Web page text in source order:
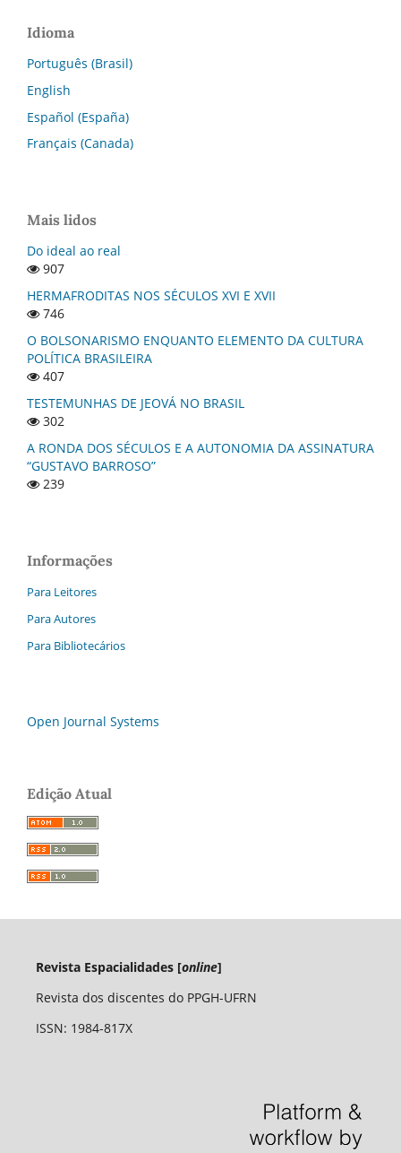
Idioma
Português (Brasil)
English
Español (España)
Français (Canada)
Mais lidos
Do ideal ao real
907
HERMAFRODITAS NOS SÉCULOS XVI E XVII
746
O BOLSONARISMO ENQUANTO ELEMENTO DA CULTURA
POLÍTICA BRASILEIRA
407
TESTEMUNHAS DE JEOVÁ NO BRASIL
302
A RONDA DOS SÉCULOS E A AUTONOMIA DA ASSINATURA
“GUSTAVO BARROSO”
239
Informações
Para Leitores
Para Autores
Para Bibliotecários
Open Journal Systems
Edição Atual
Revista Espacialidades [online]
Revista dos discentes do PPGH-UFRN
ISSN: 1984-817X